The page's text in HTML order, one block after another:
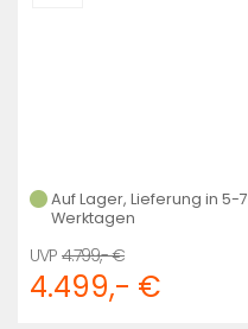
Auf Lager, Lieferung in 5-7
Werktagen
4.799,- €
4.499,- €